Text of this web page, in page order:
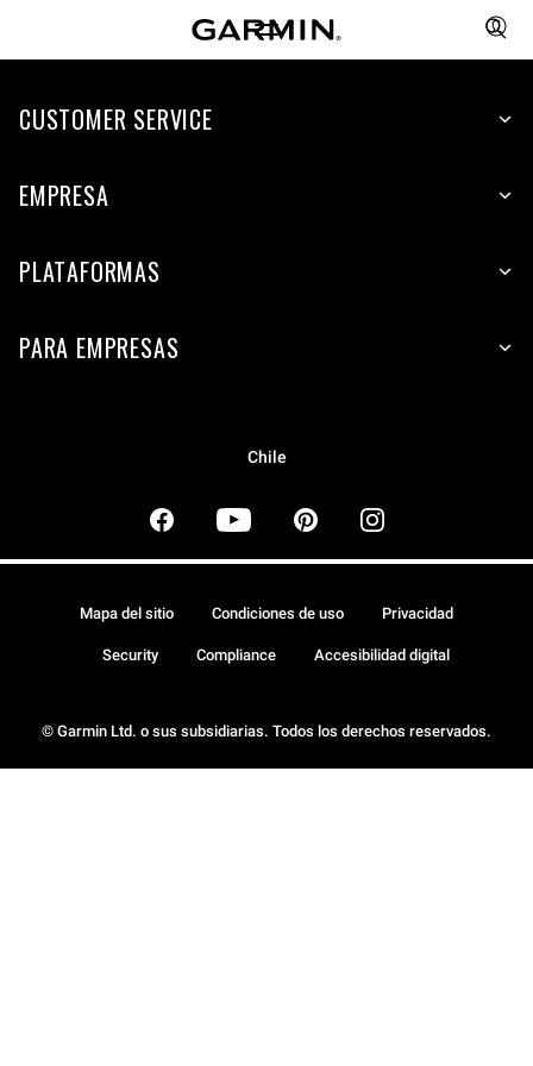
CUSTOMER SERVICE
EMPRESA
PLATAFORMAS
PARA EMPRESAS
Chile
© Garmin Ltd. o sus subsidiarias. Todos los derechos reservados.
Mapa del sitio Condiciones de uso Privacidad
Security Compliance Accesibilidad digital